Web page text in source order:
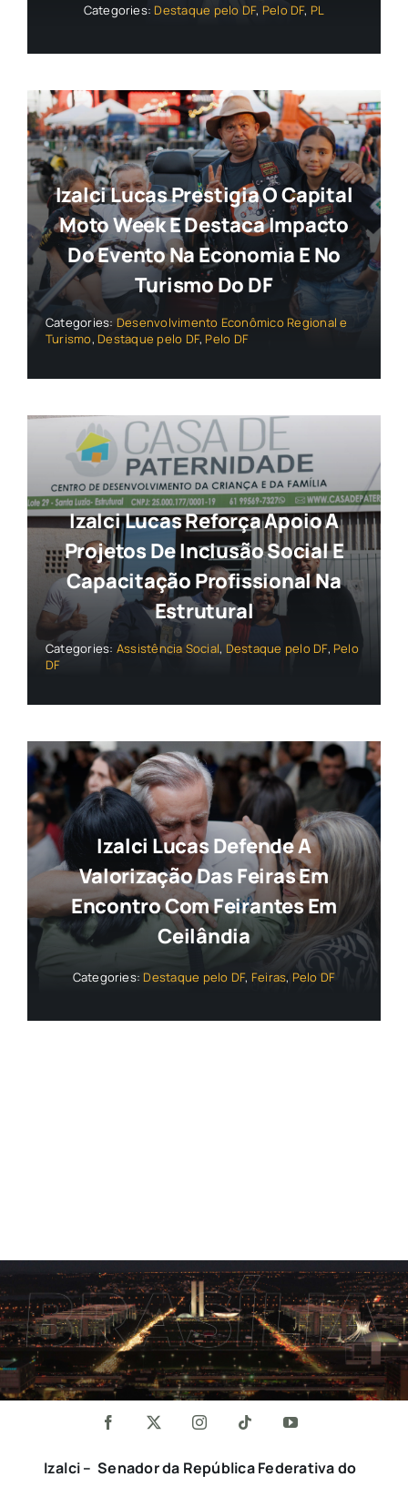
Categories: Destaque pelo DF, Pelo DF, PL
Izalci Lucas Prestigia O Capital
Moto Week E Destaca Impacto
Do Evento Na Economia E No
Turismo Do DF
Categories: Desenvolvimento Econômico Regional e
Turismo, Destaque pelo DF, Pelo DF
Izalci Lucas Reforça Apoio A
Projetos De Inclusão Social E
Capacitação Profissional Na
Estrutural
Categories: Assistência Social, Destaque pelo DF, Pelo
DF
Izalci Lucas Defende A
Valorização Das Feiras Em
Encontro Com Feirantes Em
Ceilândia
Categories: Destaque pelo DF, Feiras, Pelo DF
Izalci – Senador da República Federativa do